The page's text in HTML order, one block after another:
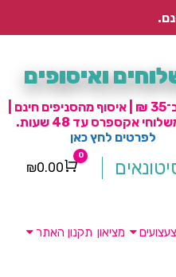
ואיסופים
|
אקספרס עד 48 שעות.
לפרטים לחץ כאן
Cart
0
₪0.00
צעצועים מציאון תקנון האתר